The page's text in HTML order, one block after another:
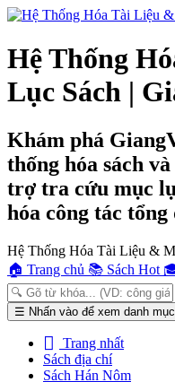
Hệ Thống
Lục Sách |
Khám phá
thống hóa sách
trợ tra cứu mục
hóa công tác
Hệ Thống Hóa Tài Liệu &
🏠 Trang chủ 📚 Sách Hot
Toggle
navigation
☰ Nhấn vào để xem danh
Trang nhất
Sách địa chí
Sách Hán Nôm